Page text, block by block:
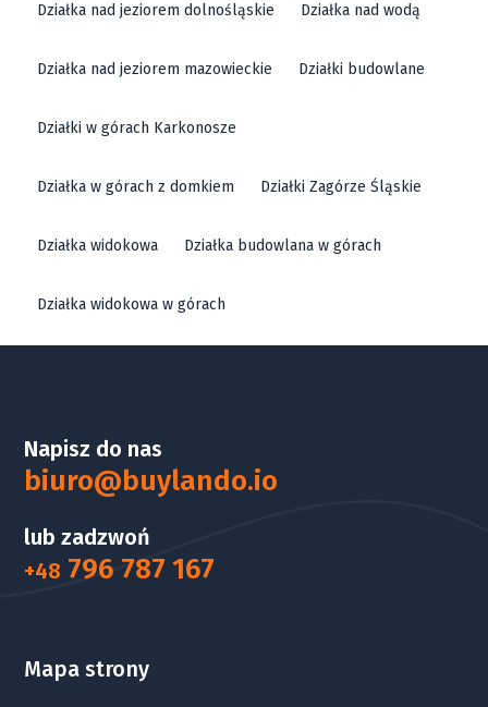
Działka nad jeziorem dolnośląskie Działka nad wodą
Działka nad jeziorem mazowieckie Działki budowlane
Działki w górach Karkonosze
Działka w górach z domkiem Działki Zagórze Śląskie
Działka widokowa Działka budowlana w górach
Działka widokowa w górach
Napisz do nas
biuro@buylando.io
lub zadzwoń
+48 796 787 167
Mapa strony